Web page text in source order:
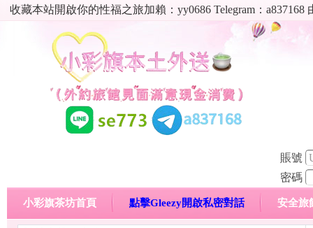
收藏本站開啟你的性福之旅加賴：yy0686 Telegram：
賬號
密碼
小彩旗茶坊首頁 點擊Gleezy開啟私密對話 安全旅